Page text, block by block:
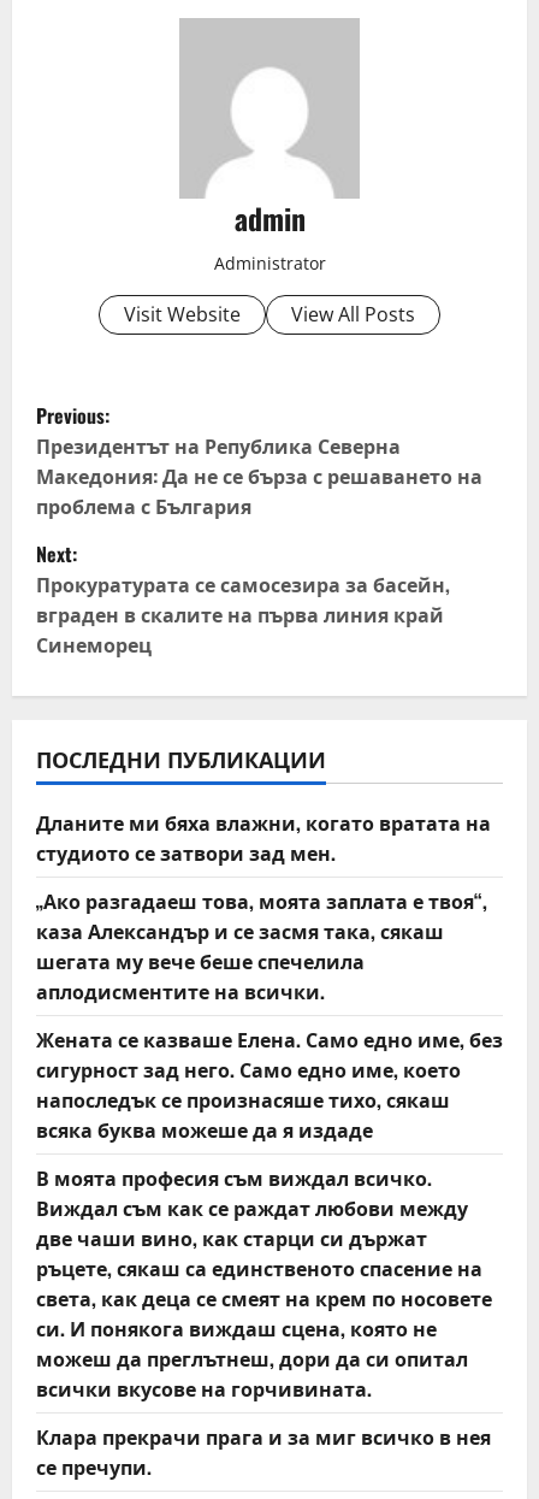
admin
Administrator
Visit Website View All Posts
P
o
s
t
n
a
v
i
g
a
t
i
o
n
Previous:
Президентът на Република Северна
Македония: Да не се бърза с решаването на
проблема с България
Next:
Прокуратурата се самосезира за басейн,
вграден в скалите на първа линия край
Синеморец
ПОСЛЕДНИ ПУБЛИКАЦИИ
Дланите ми бяха влажни, когато вратата на
студиото се затвори зад мен.
„Ако разгадаеш това, моята заплата е твоя“,
каза Александър и се засмя така, сякаш
шегата му вече беше спечелила
аплодисментите на всички.
Жената се казваше Елена. Само едно име, без
сигурност зад него. Само едно име, което
напоследък се произнасяше тихо, сякаш
всяка буква можеше да я издаде
В моята професия съм виждал всичко.
Виждал съм как се раждат любови между
две чаши вино, как старци си държат
ръцете, сякаш са единственото спасение на
света, как деца се смеят на крем по носовете
си. И понякога виждаш сцена, която не
можеш да преглътнеш, дори да си опитал
всички вкусове на горчивината.
Клара прекрачи прага и за миг всичко в нея
се пречупи.